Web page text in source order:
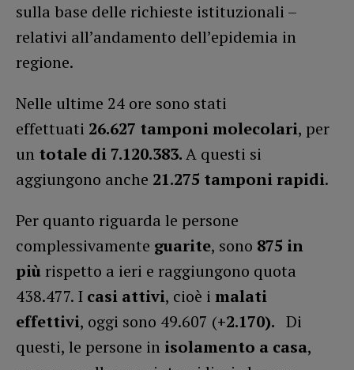
sulla base delle richieste istituzionali –
relativi all’andamento dell’epidemia in
regione.
Nelle ultime 24 ore sono stati
effettuati 26.627 tamponi molecolari, per
un totale di 7.120.383.A questi si
aggiungono anche 21.275 tamponi rapidi.
Per quanto riguarda le persone
complessivamente guarite, sono 875 in
più rispetto a ieri e raggiungono quota
438.477. I casi attivi, cioè i malati
effettivi, oggi sono 49.607 (+2.170). Di
questi, le persone in isolamento a casa,